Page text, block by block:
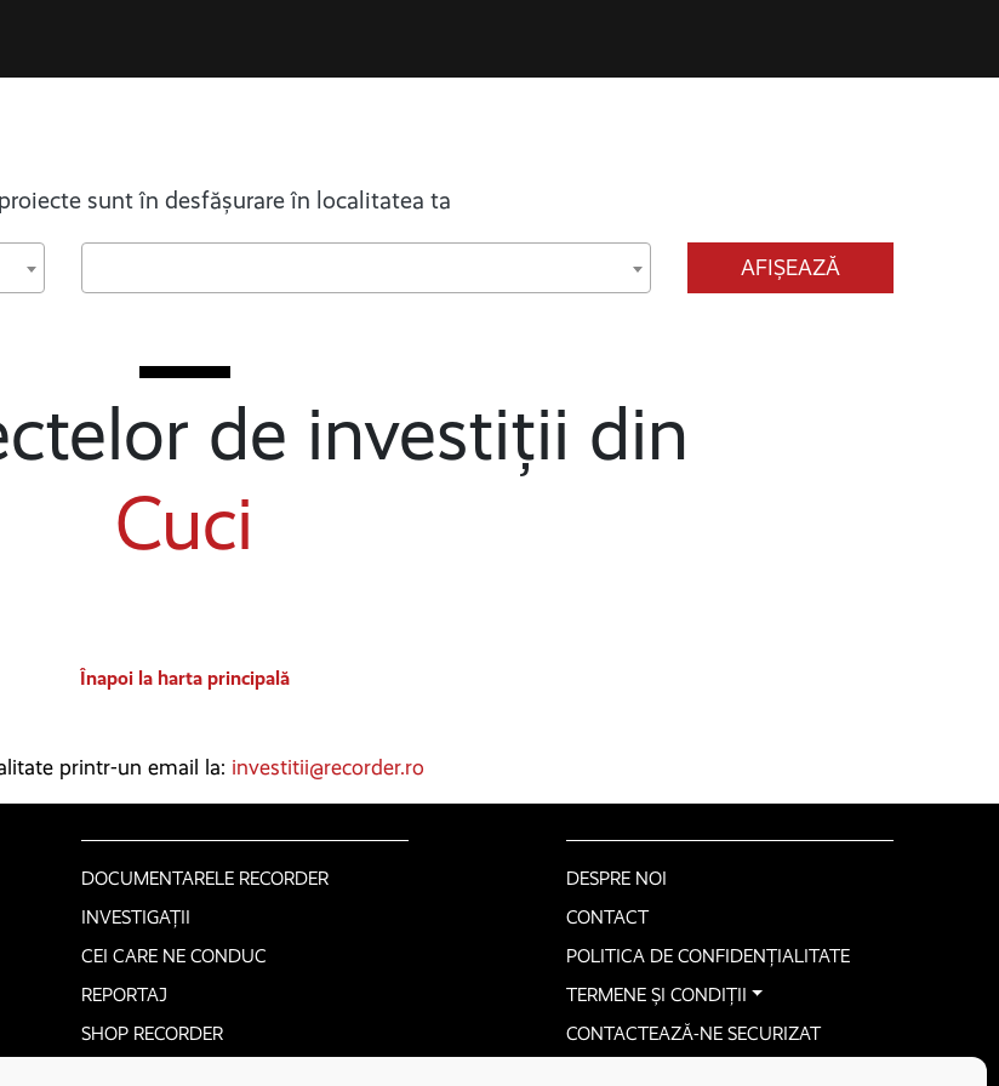
sunt în desfășurare în localitatea ta
AFIȘEAZĂ
de investiții din
Cuci
Înapoi la harta principală
printr-un email la: investitii@recorder.ro
DOCUMENTARELE RECORDER
INVESTIGAȚII
CEI CARE NE CONDUC
REPORTAJ
SHOP RECORDER
DESPRE NOI
CONTACT
POLITICA DE CONFIDENȚIALITATE
TERMENE ȘI CONDIȚII
CONTACTEAZĂ-NE SECURIZAT